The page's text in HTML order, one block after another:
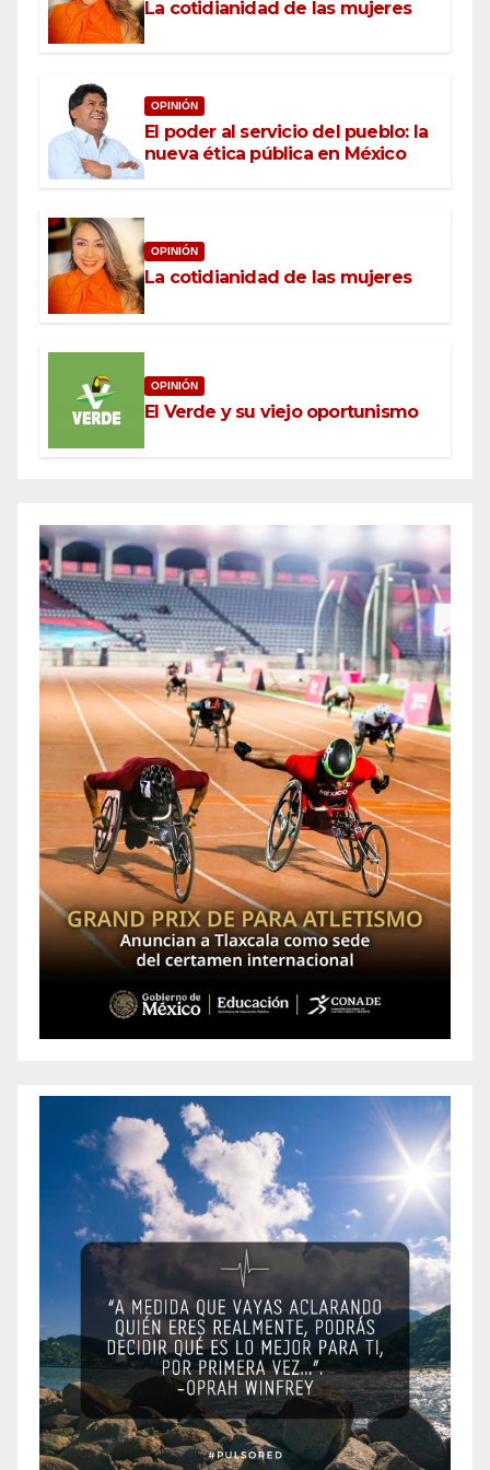
La cotidianidad de las mujeres
OPINIÓN
El poder al servicio del pueblo: la
nueva ética pública en México
OPINIÓN
La cotidianidad de las mujeres
OPINIÓN
El Verde y su viejo oportunismo